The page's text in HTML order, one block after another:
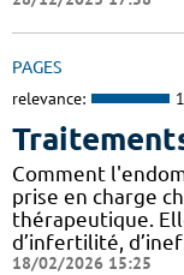
PAGES
relevance:
Comment
prise en charge
thérapeutique.
d’infertilité,
18/02/2026 15:25